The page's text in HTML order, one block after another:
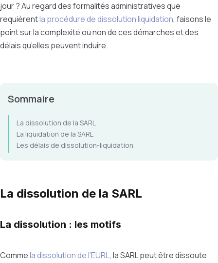
jour ? Au regard des formalités administratives que
requièrentla procédure de dissolution liquidation, faisons le
point sur la complexité ou non de ces démarches et des
délais qu’elles peuvent induire.
Sommaire
La dissolution de la SARL
La liquidation de la SARL
Les délais de dissolution-liquidation
La dissolution de la SARL
La dissolution : les motifs
Commela dissolution de l’EURL, la SARL peut être dissoute